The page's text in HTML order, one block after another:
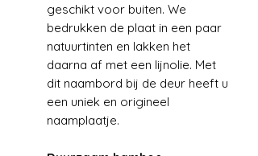
geschikt voor buiten. We
bedrukken de plaat in een paar
natuurtinten en lakken het
daarna af met een lijnolie. Met
dit naambord bij de deur heeft u
een uniek en origineel
naamplaatje.